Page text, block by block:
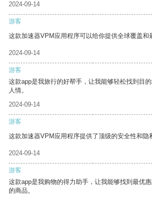
2024-09-14
游客
这款加速器VPM应用程序可以给你提供全球覆盖和
2024-09-14
游客
这款app是我旅行的好帮手，让我能够轻松找到目
人情。
2024-09-14
游客
这款加速器VPM应用程序提供了顶级的安全性和隐
2024-09-14
游客
这款app是我购物的得力助手，让我能够找到最优
的商品。